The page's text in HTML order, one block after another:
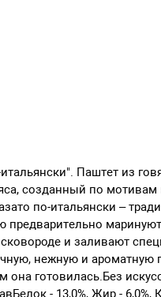
Паштет из
созданный по мотивам
по-итальянски –
предварительно
и заливают
нежную и ароматную
готовилась.Без
- 13,0%, Жир - 6,0%,